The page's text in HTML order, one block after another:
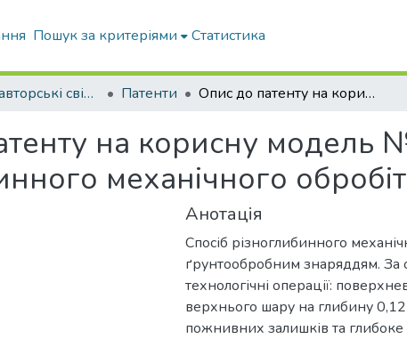
Пошук за критеріями Статистика
Патенти та авторські свідоцтва Патенти Опис до патенту на корисну модель № 109646 "Спосіб різноглибинного механічного обробітку ґрунту"
на корисну модель
механічного
Анотація
Спосіб різноглибинного
ґрунтообробним знаряддям. За
технологічні операції:
верхнього шару на глибину
пожнивних залишків та